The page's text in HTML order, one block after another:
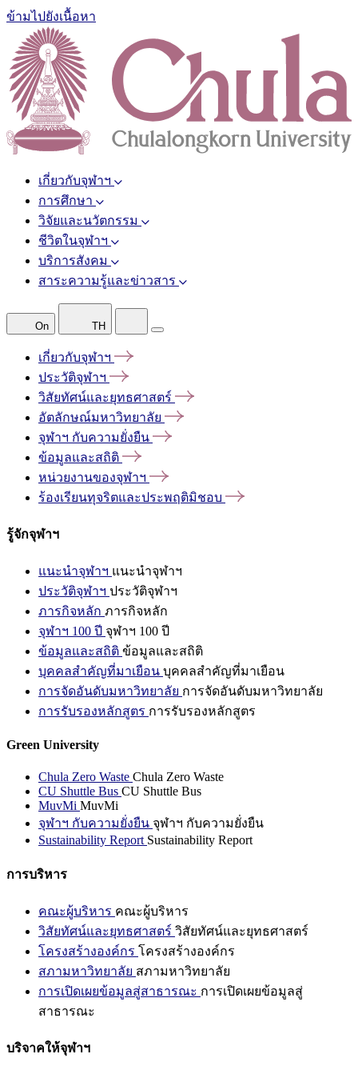
ข้ามไปยังเนื้อหา
เกี่ยวกับจุฬาฯ
การศึกษา
วิจัยและนวัตกรรม
ชีวิตในจุฬาฯ
บริการสังคม
สาระความรู้และข่าวสาร
On TH
เกี่ยวกับจุฬาฯ
ประวัติจุฬาฯ
วิสัยทัศน์และยุทธศาสตร์
อัตลักษณ์มหาวิทยาลัย
จุฬาฯ กับความยั่งยืน
ข้อมูลและสถิติ
หน่วยงานของจุฬาฯ
ร้องเรียนทุจริตและประพฤติมิชอบ
รู้จักจุฬาฯ
แนะนำจุฬาฯ แนะนำจุฬาฯ
ประวัติจุฬาฯ ประวัติจุฬาฯ
ภารกิจหลัก ภารกิจหลัก
จุฬาฯ 100 ปี จุฬาฯ 100 ปี
ข้อมูลและสถิติ ข้อมูลและสถิติ
บุคคลสำคัญที่มาเยือน บุคคลสำคัญที่มาเยือน
การจัดอันดับมหาวิทยาลัย การจัดอันดับมหาวิทยาลัย
การรับรองหลักสูตร การรับรองหลักสูตร
Green University
Chula Zero Waste Chula Zero Waste
CU Shuttle Bus CU Shuttle Bus
MuvMi MuvMi
จุฬาฯ กับความยั่งยืน จุฬาฯ กับความยั่งยืน
Sustainability Report Sustainability Report
การบริหาร
คณะผู้บริหาร คณะผู้บริหาร
วิสัยทัศน์และยุทธศาสตร์ วิสัยทัศน์และยุทธศาสตร์
โครงสร้างองค์กร โครงสร้างองค์กร
สภามหาวิทยาลัย สภามหาวิทยาลัย
การเปิดเผยข้อมูลสู่สาธารณะ การเปิดเผยข้อมูลสู่
สาธารณะ
บริจาคให้จุฬาฯ